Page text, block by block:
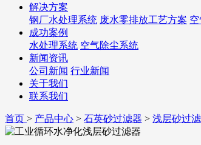
解决方案
钢厂水处理系统 废水零排放工艺方案
成功案例
水处理系统 空气除尘系统
新闻资讯
公司新闻 行业新闻
关于我们
联系我们
首页 > 产品中心 > 石英砂过滤器 > 浅层砂过